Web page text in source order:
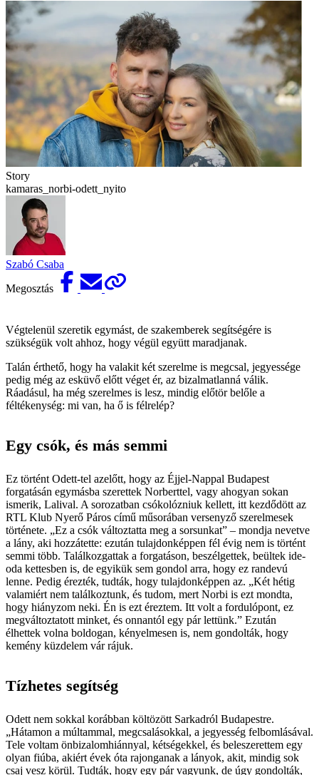
Story
kamaras_norbi-odett_nyito
Szabó Csaba
Megosztás
Végtelenül szeretik egymást, de szakemberek segítségére is
szükségük volt ahhoz, hogy végül együtt maradjanak.
Talán érthető, hogy ha valakit két szerelme is megcsal, jegyessége
pedig még az esküvő előtt véget ér, az bizalmatlanná válik.
Ráadásul, ha még szerelmes is lesz, mindig előtör belőle a
féltékenység: mi van, ha ő is félrelép?
Egy csók, és más semmi
Ez történt Odett-tel azelőtt, hogy az Éjjel-Nappal Budapest
forgatásán egymásba szerettek Norberttel, vagy ahogyan sokan
ismerik, Lalival. A sorozatban csókolózniuk kellett, itt kezdődött az
RTL Klub Nyerő Páros című műsorában versenyző szerelmesek
története. „Ez a csók változtatta meg a sorsunkat” – mondja nevetve
a lány, aki hozzátette: ezután tulajdonképpen fél évig nem is történt
semmi több. Találkozgattak a forgatáson, beszélgettek, beültek ide-
oda kettesben is, de egyikük sem gondol arra, hogy ez randevú
lenne. Pedig érezték, tudták, hogy tulajdonképpen az. „Két hétig
valamiért nem találkoztunk, és tudom, mert Norbi is ezt mondta,
hogy hiányzom neki. Én is ezt éreztem. Itt volt a fordulópont, ez
megváltoztatott minket, és onnantól egy pár lettünk.” Ezután
élhettek volna boldogan, kényelmesen is, nem gondolták, hogy
kemény küzdelem vár rájuk.
Tízhetes segítség
Odett nem sokkal korábban költözött Sarkadról Budapestre.
„Hátamon a múltammal, megcsalásokkal, a jegyesség felbomlásával.
Tele voltam önbizalomhiánnyal, kétségekkel, és beleszerettem egy
olyan fiúba, akiért évek óta rajonganak a lányok, akit, mindig sok
csaj vesz körül. Tudták, hogy egy pár vagyunk, de úgy gondolták,